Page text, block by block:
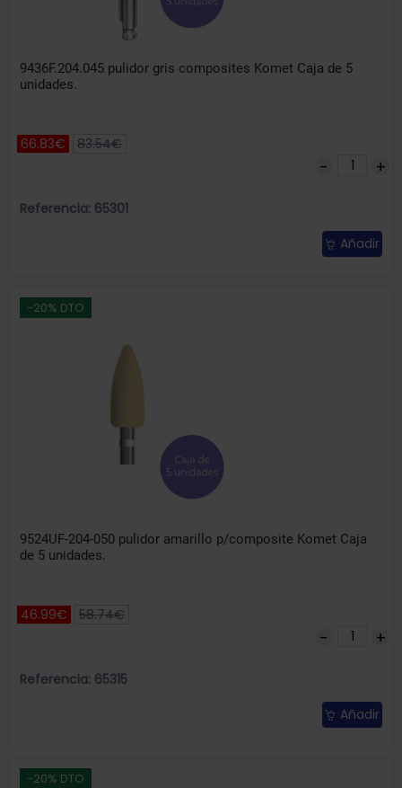
9436F.204.045 pulidor gris composites Komet Caja de 5
unidades.
66.83€ 83.54€
Referencia: 65301
Añadir
-20% DTO
9524UF-204-050 pulidor amarillo p/composite Komet Caja
de 5 unidades.
46.99€ 58.74€
Referencia: 65315
Añadir
-20% DTO